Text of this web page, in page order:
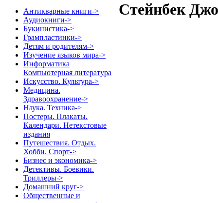
Антикварные книги->
Аудиокниги->
Букинистика->
Грампластинки->
Детям и родителям->
Изучение языков мира->
Информатика
Компьютерная литература
Искусство. Культура->
Медицина.
Здравоохранение->
Наука. Техника->
Постеры. Плакаты.
Календари. Нетекстовые
издания
Путешествия. Отдых.
Хобби. Спорт->
Бизнес и экономика->
Детективы. Боевики.
Триллеры->
Домашний круг->
Общественные и
Стейнбек